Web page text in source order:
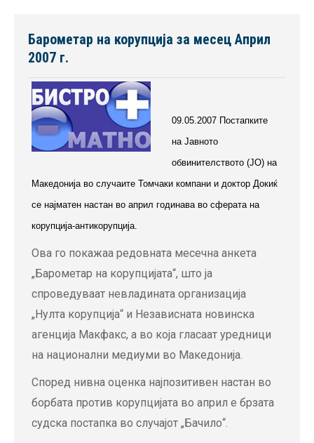
Барометар на корупција за месец Април
2007 г.
09.05.2007 Постапките
на Јавното
обвинителството (ЈО) на
Македонија во случаите Томчаки компани и доктор Докиќ
се најматен настан во април годинава во сферата на
корупција-антикорупција.
Ова го покажаа редовната месечна анкета
„Барометар на корупцијата“, што ја
спроведуваат невладината организација
„Нулта корупција“ и Независната новинска
агенција Макфакс, а во која гласаат уредници
на национални медиуми во Македонија.
Според нивна оценка најпозитивен настан во
борбата против корупцијата во април е брзата
судска постапка во случајот „Бачило“.